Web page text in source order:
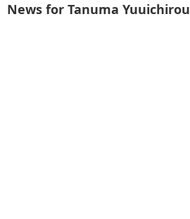
News for Tanuma Yuuichirou